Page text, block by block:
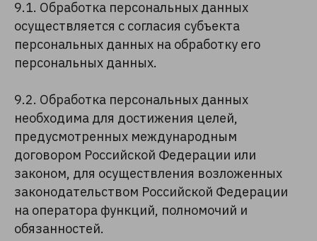
9.1. Обработка персональных данных
осуществляется с согласия субъекта
персональных данных на обработку его
персональных данных.
9.2. Обработка персональных данных
необходима для достижения целей,
предусмотренных международным
договором Российской Федерации или
законом, для осуществления возложенных
законодательством Российской Федерации
на оператора функций, полномочий и
обязанностей.